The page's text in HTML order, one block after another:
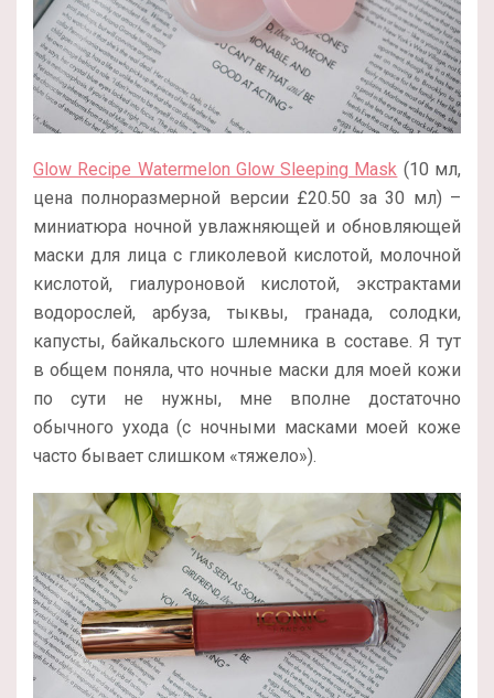
Glow Recipe Watermelon Glow Sleeping Mask (10 мл,
цена полноразмерной версии £20.50 за 30 мл) –
миниатюра ночной увлажняющей и обновляющей
маски для лица с гликолевой кислотой, молочной
кислотой, гиалуроновой кислотой, экстрактами
водорослей, арбуза, тыквы, гранада, солодки,
капусты, байкальского шлемника в составе. Я тут
в общем поняла, что ночные маски для моей кожи
по сути не нужны, мне вполне достаточно
обычного ухода (с ночными масками моей коже
часто бывает слишком «тяжело»).